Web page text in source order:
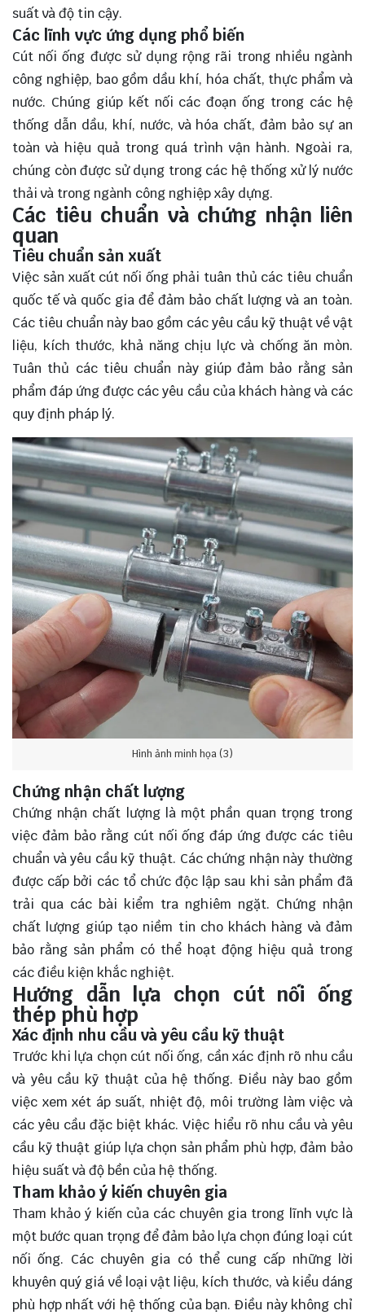
suất và độ tin cậy.
Các lĩnh vực ứng dụng phổ biến
Cút nối ống được sử dụng rộng rãi trong nhiều ngành
công nghiệp, bao gồm dầu khí, hóa chất, thực phẩm và
nước. Chúng giúp kết nối các đoạn ống trong các hệ
thống dẫn dầu, khí, nước, và hóa chất, đảm bảo sự an
toàn và hiệu quả trong quá trình vận hành. Ngoài ra,
chúng còn được sử dụng trong các hệ thống xử lý nước
thải và trong ngành công nghiệp xây dựng.
Các tiêu chuẩn và chứng nhận liên
quan
Tiêu chuẩn sản xuất
Việc sản xuất cút nối ống phải tuân thủ các tiêu chuẩn
quốc tế và quốc gia để đảm bảo chất lượng và an toàn.
Các tiêu chuẩn này bao gồm các yêu cầu kỹ thuật về vật
liệu, kích thước, khả năng chịu lực và chống ăn mòn.
Tuân thủ các tiêu chuẩn này giúp đảm bảo rằng sản
phẩm đáp ứng được các yêu cầu của khách hàng và các
quy định pháp lý.
Hình ảnh minh họa (3)
Chứng nhận chất lượng
Chứng nhận chất lượng là một phần quan trọng trong
việc đảm bảo rằng cút nối ống đáp ứng được các tiêu
chuẩn và yêu cầu kỹ thuật. Các chứng nhận này thường
được cấp bởi các tổ chức độc lập sau khi sản phẩm đã
trải qua các bài kiểm tra nghiêm ngặt. Chứng nhận
chất lượng giúp tạo niềm tin cho khách hàng và đảm
bảo rằng sản phẩm có thể hoạt động hiệu quả trong
các điều kiện khắc nghiệt.
Hướng dẫn lựa chọn cút nối ống
thép phù hợp
Xác định nhu cầu và yêu cầu kỹ thuật
Trước khi lựa chọn cút nối ống, cần xác định rõ nhu cầu
và yêu cầu kỹ thuật của hệ thống. Điều này bao gồm
việc xem xét áp suất, nhiệt độ, môi trường làm việc và
các yêu cầu đặc biệt khác. Việc hiểu rõ nhu cầu và yêu
cầu kỹ thuật giúp lựa chọn sản phẩm phù hợp, đảm bảo
hiệu suất và độ bền của hệ thống.
Tham khảo ý kiến chuyên gia
Tham khảo ý kiến của các chuyên gia trong lĩnh vực là
một bước quan trọng để đảm bảo lựa chọn đúng loại cút
nối ống. Các chuyên gia có thể cung cấp những lời
khuyên quý giá về loại vật liệu, kích thước, và kiểu dáng
phù hợp nhất với hệ thống của bạn. Điều này không chỉ